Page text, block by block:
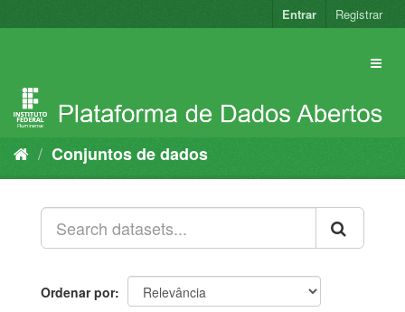
para
Entrar Registrar
Conjuntos de dados
Ordenar por